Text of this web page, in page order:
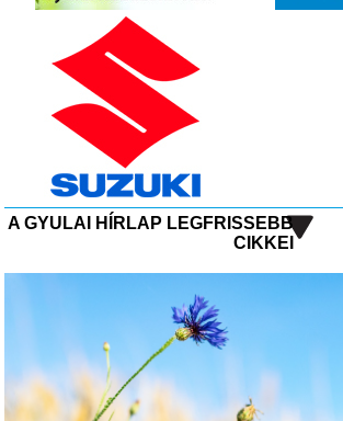
A GYULAI HÍRLAP LEGFRISSEBB
CIKKEI